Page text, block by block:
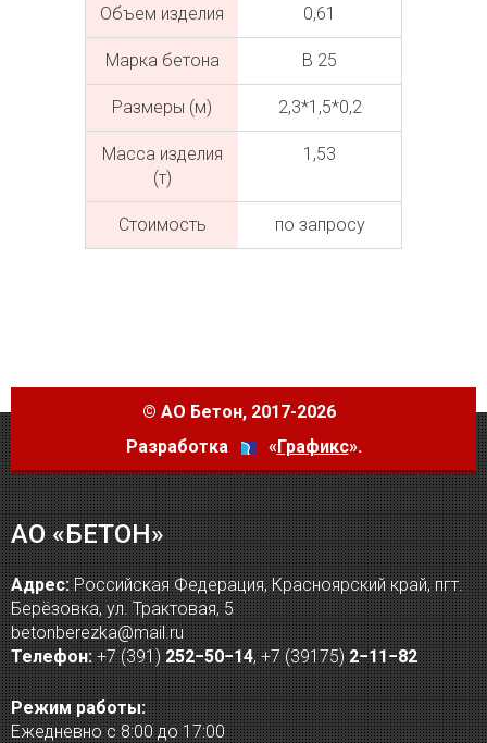
Объем изделия 0,61
Марка бетона В 25
Размеры (м) 2,3*1,5*0,2
Масса изделия
(т)
1,53
Cтоимость по запросу
© АО Бетон, 2017-2026
Разработка
«Графикс».
АО «БЕТОН»
Адрес:Российская Федерация, Красноярский край, пгт.
Берёзовка, ул. Трактовая, 5
betonberezka@mail.ru
Телефон: +7 (391)252−50−14,+7 (39175)2−11−82
Режим работы:
Ежедневно с 8:00 до 17:00